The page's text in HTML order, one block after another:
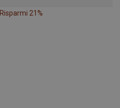
Risparmi 21%